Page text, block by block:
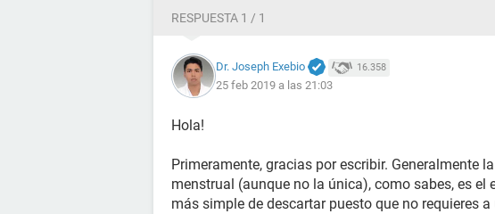
RESPUESTA 1 / 1
Dr. Joseph Exebio 16.358
25 feb 2019 a las 21:03
Hola!
Primeramente, gracias por escribir. Generalmente
menstrual (aunque no la única), como sabes, es el
más simple de descartar puesto que no requieres